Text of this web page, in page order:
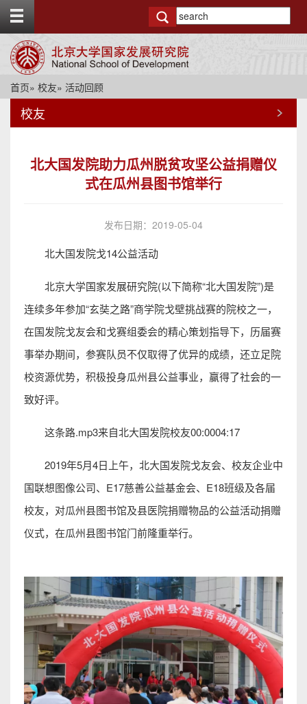
g
o
首页» 校友» 活动回顾
校友
北大国发院助力瓜州脱贫攻坚公益捐赠仪
式在瓜州县图书馆举行
发布日期：2019-05-04
北大国发院戈14公益活动
北京大学国家发展研究院(以下简称“北大国发院”)是
连续多年参加“玄奘之路”商学院戈壁挑战赛的院校之一，
在国发院戈友会和戈赛组委会的精心策划指导下，历届赛
事举办期间，参赛队员不仅取得了优异的成绩，还立足院
校资源优势，积极投身瓜州县公益事业，赢得了社会的一
致好评。
这条路.mp3来自北大国发院校友00:0004:17
2019年5月4日上午，北大国发院戈友会、校友企业中
国联想图像公司、E17慈善公益基金会、E18班级及各届
校友，对瓜州县图书馆及县医院捐赠物品的公益活动捐赠
仪式，在瓜州县图书馆门前隆重举行。